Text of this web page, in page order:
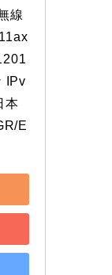
線
IPv
本
E